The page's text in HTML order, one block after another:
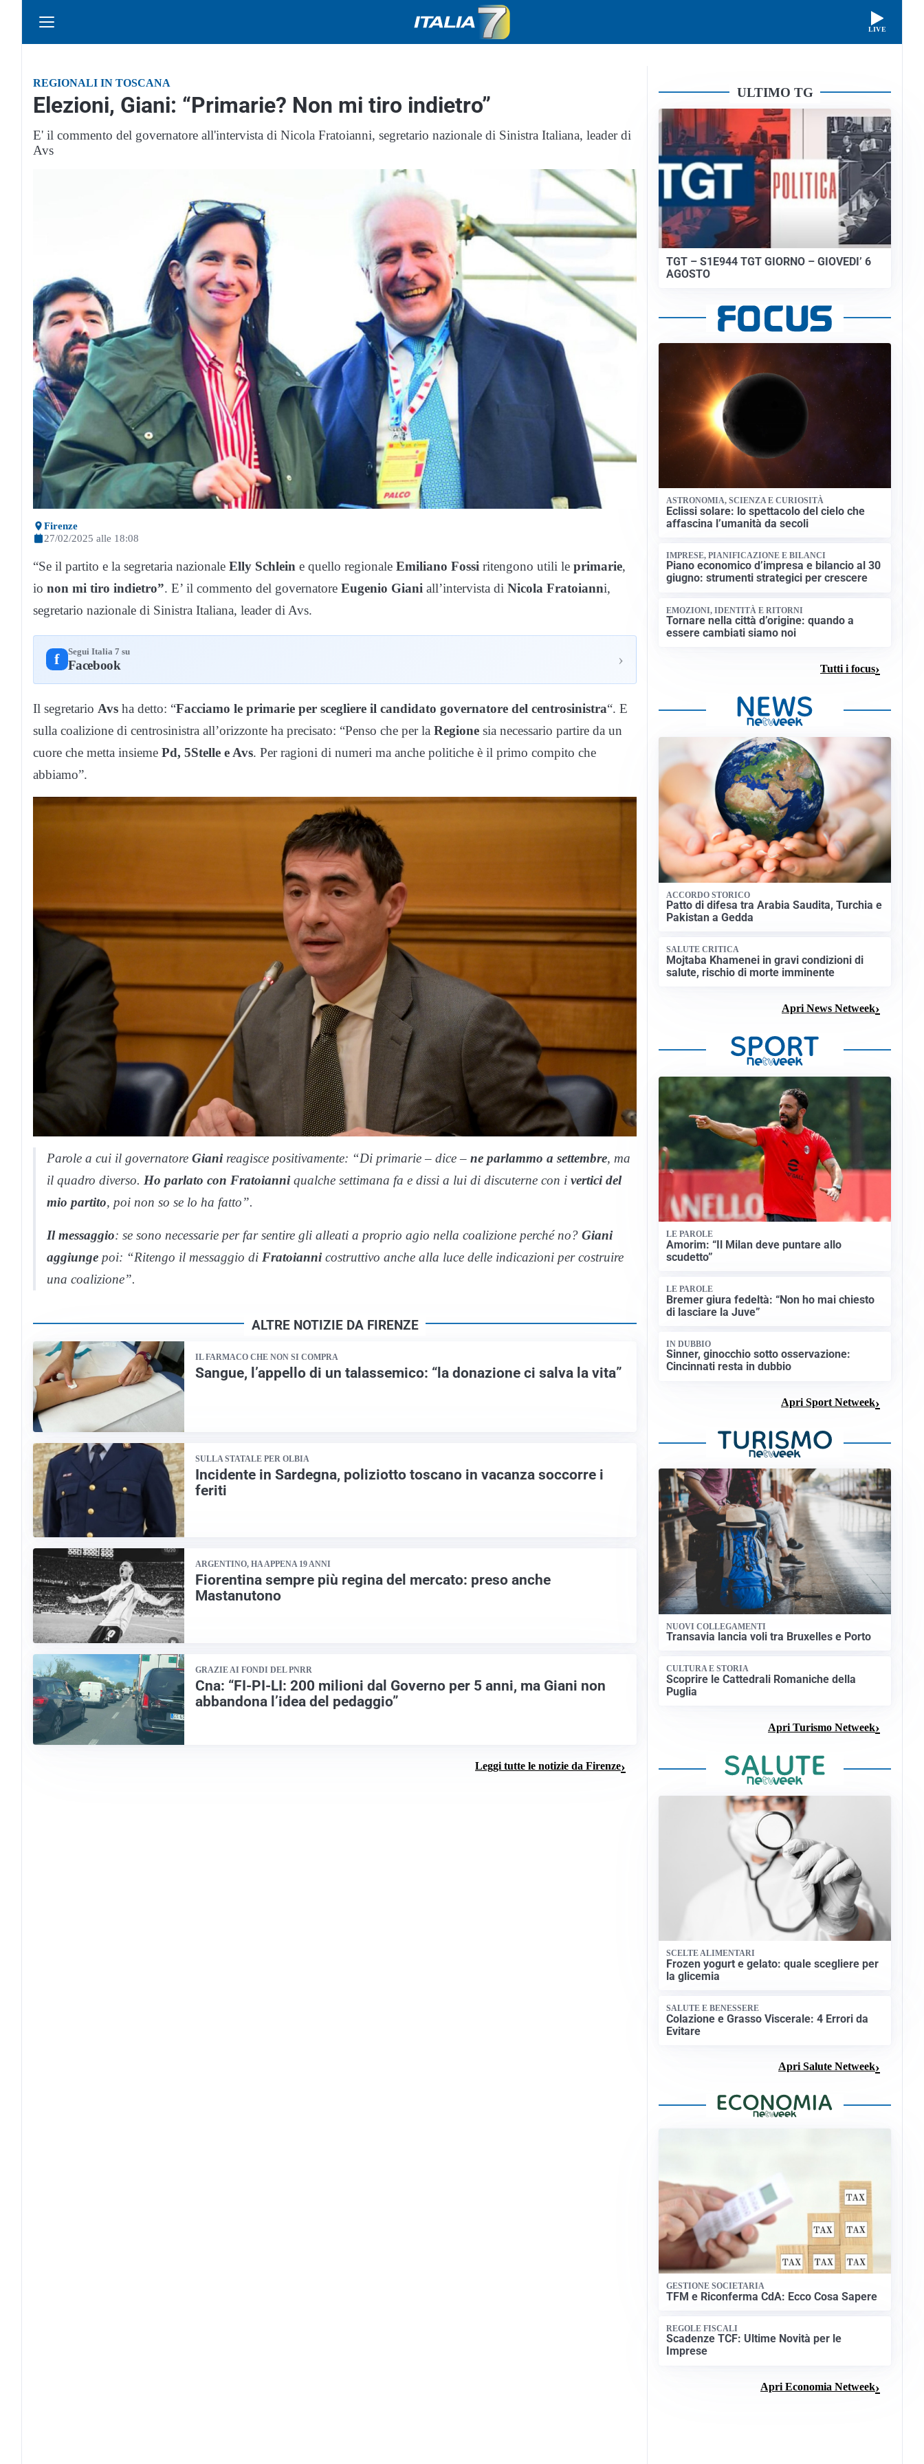
LIVE
REGIONALI IN TOSCANA
Elezioni, Giani: “Primarie? Non mi tiro indietro”
E' il commento del governatore all'intervista di Nicola Fratoianni, segretario nazionale di Sinistra Italiana, leader di
Avs
Firenze
27/02/2025 alle 18:08
“Se il partito e la segretaria nazionale Elly Schlein e quello regionale Emiliano Fossi ritengono utili le primarie,
io non mi tiro indietro”. E’ il commento del governatore Eugenio Giani all’intervista di Nicola Fratoianni,
segretario nazionale di Sinistra Italiana, leader di Avs.
f Segui Italia 7 su
Facebook ›
Il segretario Avs ha detto: “Facciamo le primarie per scegliere il candidato governatore del centrosinistra“. E
sulla coalizione di centrosinistra all’orizzonte ha precisato: “Penso che per la Regione sia necessario partire da un
cuore che metta insieme Pd, 5Stelle e Avs. Per ragioni di numeri ma anche politiche è il primo compito che
abbiamo”.
Parole a cui il governatore Gianireagisce positivamente: “Di primarie – dice – ne parlammo a settembre, ma
il quadro diverso. Ho parlato con Fratoianniqualche settimana fa e dissi a lui di discuterne con i vertici del
mio partito, poi non so se lo ha fatto”.
Il messaggio: se sono necessarie per far sentire gli alleati a proprio agio nella coalizione perché no? Giani
aggiunge poi: “Ritengo il messaggio di Fratoiannicostruttivo anche alla luce delle indicazioni per costruire
una coalizione”.
ALTRE NOTIZIE DA FIRENZE
IL FARMACO CHE NON SI COMPRA
Sangue, l’appello di un talassemico: “la donazione ci salva la vita”
SULLA STATALE PER OLBIA
Incidente in Sardegna, poliziotto toscano in vacanza soccorre i
feriti
ARGENTINO, HA APPENA 19 ANNI
Fiorentina sempre più regina del mercato: preso anche
Mastanutono
GRAZIE AI FONDI DEL PNRR
Cna: “FI-PI-LI: 200 milioni dal Governo per 5 anni, ma Giani non
abbandona l’idea del pedaggio”
Leggi tutte le notizie da Firenze
ULTIMO TG
TGT – S1E944 TGT GIORNO – GIOVEDI’ 6
AGOSTO
ASTRONOMIA, SCIENZA E CURIOSITÀ
Eclissi solare: lo spettacolo del cielo che
affascina l’umanità da secoli
IMPRESE, PIANIFICAZIONE E BILANCI
Piano economico d’impresa e bilancio al 30
giugno: strumenti strategici per crescere
EMOZIONI, IDENTITÀ E RITORNI
Tornare nella città d’origine: quando a
essere cambiati siamo noi
Tutti i focus
ACCORDO STORICO
Patto di difesa tra Arabia Saudita, Turchia e
Pakistan a Gedda
SALUTE CRITICA
Mojtaba Khamenei in gravi condizioni di
salute, rischio di morte imminente
Apri News Netweek
LE PAROLE
Amorim: “Il Milan deve puntare allo
scudetto”
LE PAROLE
Bremer giura fedeltà: “Non ho mai chiesto
di lasciare la Juve”
IN DUBBIO
Sinner, ginocchio sotto osservazione:
Cincinnati resta in dubbio
Apri Sport Netweek
NUOVI COLLEGAMENTI
Transavia lancia voli tra Bruxelles e Porto
CULTURA E STORIA
Scoprire le Cattedrali Romaniche della
Puglia
Apri Turismo Netweek
SCELTE ALIMENTARI
Frozen yogurt e gelato: quale scegliere per
la glicemia
SALUTE E BENESSERE
Colazione e Grasso Viscerale: 4 Errori da
Evitare
Apri Salute Netweek
GESTIONE SOCIETARIA
TFM e Riconferma CdA: Ecco Cosa Sapere
REGOLE FISCALI
Scadenze TCF: Ultime Novità per le
Imprese
Apri Economia Netweek